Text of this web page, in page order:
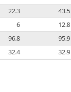
22.3 43.5
6 12.8
96.8 95.9
32.4 32.9